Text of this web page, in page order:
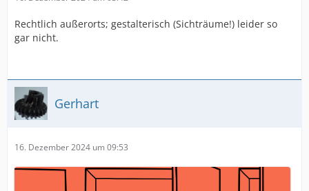
Rechtlich außerorts; gestalterisch (Sichträume!) leider so
gar nicht.
Gerhart
16. Dezember 2024 um 09:53